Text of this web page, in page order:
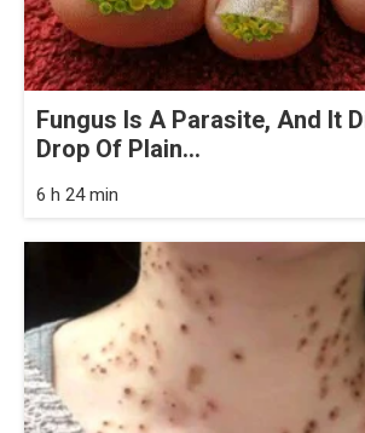
Fungus Is A Parasite, And It
Drop Of Plain...
6 h 24 min